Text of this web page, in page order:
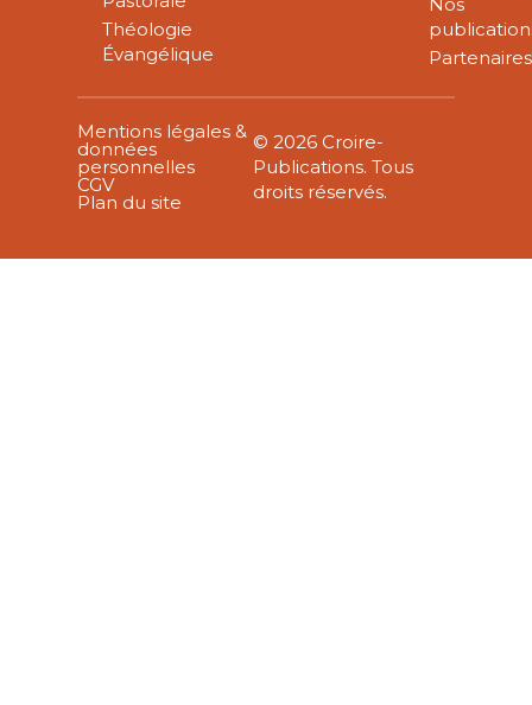
Théologie
Évangélique
Nos
Partenaires
Mentions légales &
données
personnelles
CGV
Plan du site
© 2026 Croire-
Publications. Tous
droits réservés.